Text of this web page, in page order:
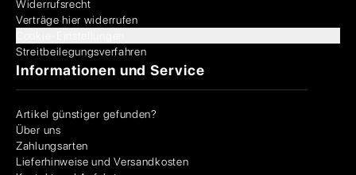
Widerrufsrecht
Verträge hier widerrufen
Streitbeilegungsverfahren
Informationen und Service
Artikel günstiger gefunden?
Über uns
Zahlungsarten
Lieferhinweise und Versandkosten